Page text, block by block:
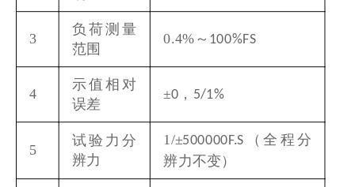
3
负荷测量
范围
0.4%～ 100%FS
4
示值相对
误差
±0 5/1%
5
试验力分
辨力
1/±500000F.S
（全程分
辨力不变）